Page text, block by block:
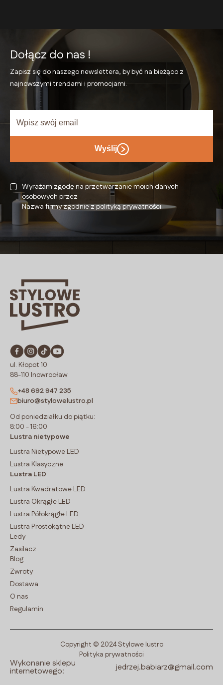
Dołącz do nas !
Zapisz się do naszego newslettera, by być na bieżąco z
najnowszymi trendami i promocjami.
Wyślij
Wyrażam zgodę na przetwarzanie moich danych
osobowych przez
Nazwa firmy zgodnie z polityką prywatności.
ul. Kłopot 10
88-110 Inowrocław
+48 692 947 235
biuro@stylowelustro.pl
Od poniedziałku do piątku:
8:00 - 16:00
Lustra nietypowe
Lustra Nietypowe LED
Lustra Klasyczne
Lustra LED
Lustra Kwadratowe LED
Lustra Okrągłe LED
Lustra Półokrągłe LED
Lustra Prostokątne LED
Ledy
Zasilacz
Blog
Zwroty
Dostawa
O nas
Regulamin
Copyright © 2024 Stylowe lustro
Polityka prywatności
Wykonanie sklepu
internetowego: jedrzej.babiarz@gmail.com